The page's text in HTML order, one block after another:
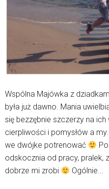
Wspólna Majówka z
była już dawno. Mania
się bezzębnie szczerzy na ich
cierpliwości i pomysłów a
we dwójke potrenować
odskocznia od pracy, pralek,
dobrze mi zrobi
Ogólnie...